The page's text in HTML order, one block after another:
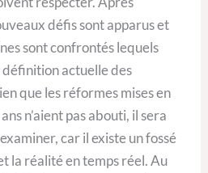
défis sont apparus et
sont confrontés lequels
définition actuelle des
que les réformes mises en
n’aient pas abouti, il sera
car il existe un fossé
la réalité en temps réel. Au